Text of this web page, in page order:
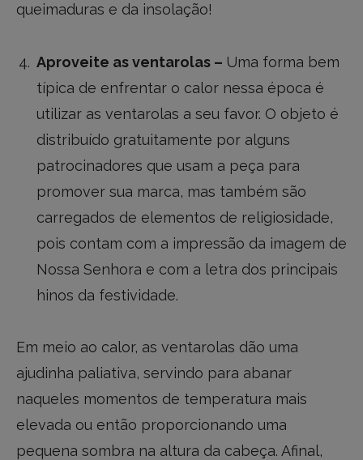
queimaduras e da insolação!
Aproveite as ventarolas – Uma forma bem
típica de enfrentar o calor nessa época é
utilizar as ventarolas a seu favor. O objeto é
distribuído gratuitamente por alguns
patrocinadores que usam a peça para
promover sua marca, mas também são
carregados de elementos de religiosidade,
pois contam com a impressão da imagem de
Nossa Senhora e com a letra dos principais
hinos da festividade.
Em meio ao calor, as ventarolas dão uma
ajudinha paliativa, servindo para abanar
naqueles momentos de temperatura mais
elevada ou então proporcionando uma
pequena sombra na altura da cabeça. Afinal,